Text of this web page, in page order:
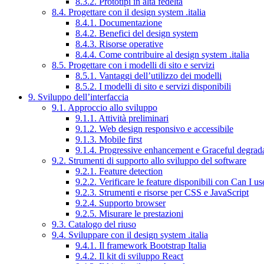
8.4. Progettare con il design system .italia
8.4.1. Documentazione
8.4.2. Benefici del design system
8.4.3. Risorse operative
8.4.4. Come contribuire al design system .italia
8.5. Progettare con i modelli di sito e servizi
8.5.1. Vantaggi dell’utilizzo dei modelli
8.5.2. I modelli di sito e servizi disponibili
9. Sviluppo dell’interfaccia
9.1. Approccio allo sviluppo
9.1.1. Attività preliminari
9.1.2. Web design responsivo e accessibile
9.1.3. Mobile first
9.1.4. Progressive enhancement e Graceful
9.2. Strumenti di supporto allo sviluppo del software
9.2.1. Feature detection
9.2.2. Verificare le feature disponibili con Can I
9.2.3. Strumenti e risorse per CSS e JavaScript
9.2.4. Supporto browser
9.2.5. Misurare le prestazioni
9.3. Catalogo del riuso
9.4. Sviluppare con il design system .italia
9.4.1. Il framework Bootstrap Italia
9.4.2. Il kit di sviluppo React